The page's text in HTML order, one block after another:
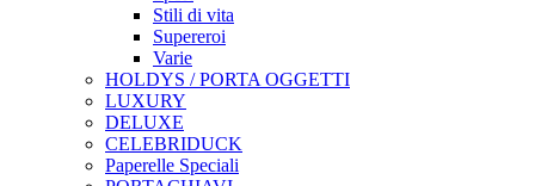
Stili di vita
Supereroi
Varie
HOLDYS / PORTA OGGETTI
LUXURY
DELUXE
CELEBRIDUCK
Paperelle Speciali